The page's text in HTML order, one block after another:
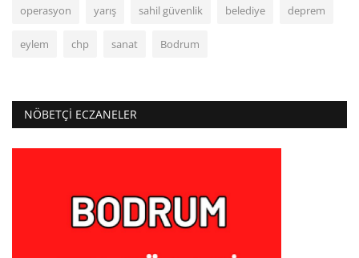
operasyon yarış sahil güvenlik belediye deprem
eylem chp sanat Bodrum
NÖBETÇI ECZANELER